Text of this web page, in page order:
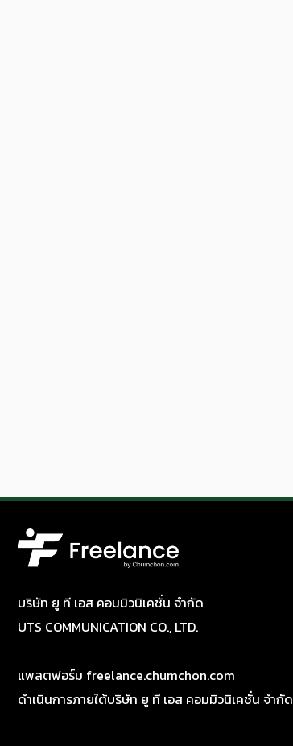
บริษัท ยู ที เอส คอมมิวนิเคชั่น จำกัด
UTS COMMUNICATION CO., LTD.
แพลตฟอร์ม freelance.chumchon.com
ดำเนินการภายใต้บริษัท ยู ที เอส คอมมิวนิเคชั่น จำกัด